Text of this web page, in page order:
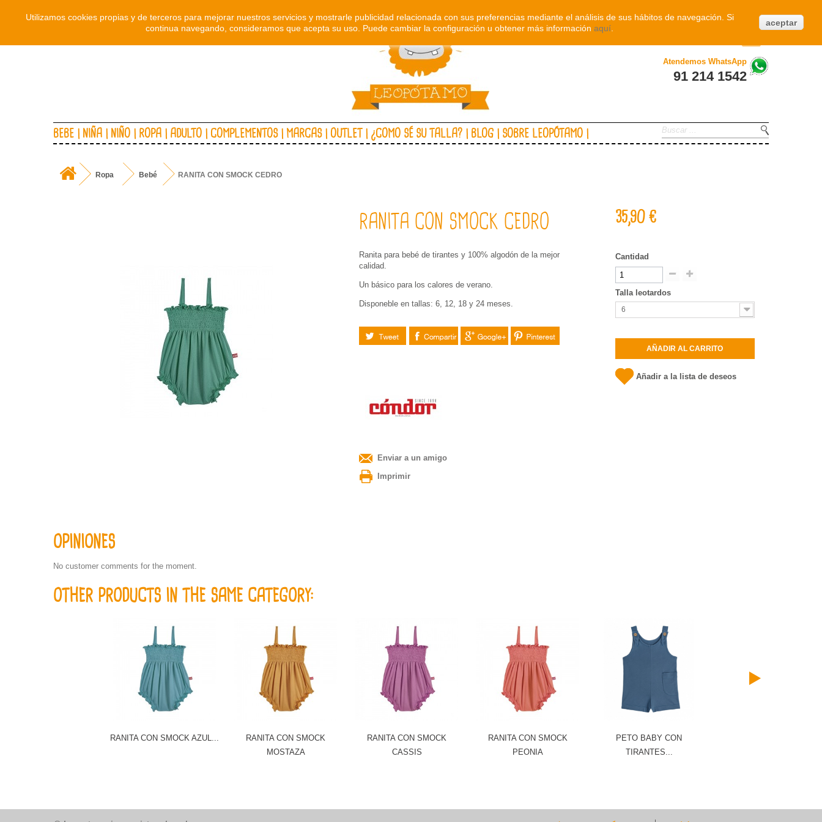
Atendemos WhatsApp
91 214 1542
BEBE NIÑA NIÑO ROPA ADULTO COMPLEMENTOS MARCAS OUTLET ¿COMO SÉ SU TALLA? BLOG SOBRE LEOPÓTAMO
Ropa Bebé RANITA CON SMOCK CEDRO
RANITA CON SMOCK CEDRO
Ranita para bebé de tirantes y 100% algodón de la mejor
calidad.
Un básico para los calores de verano.
Disponeble en tallas: 6, 12, 18 y 24 meses.
Tuitear Compartir Google+ Pinterest
Enviar a un amigo
Imprimir
35,90 €
Cantidad
Talla leotardos
6
AÑADIR AL CARRITO
Añadir a la lista de deseos
OPINIONES
No customer comments for the moment.
OTHER PRODUCTS IN THE SAME CATEGORY:
RANITA CON SMOCK AZUL...
RANITA CON SMOCK
MOSTAZA
RANITA CON SMOCK
CASSIS
RANITA CON SMOCK
PEONIA
PETO BABY CON
TIRANTES...
Utilizamos cookies propias y de terceros para mejorar nuestros servicios y mostrarle publicidad relacionada con sus preferencias mediante el análisis de sus hábitos de navegación. Si
continua navegando, consideramos que acepta su uso. Puede cambiar la configuración u obtener más información aquí
aceptar